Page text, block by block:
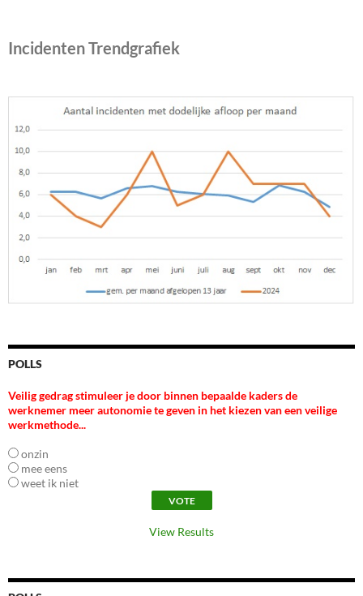
Incidenten Trendgrafiek
POLLS
Veilig gedrag stimuleer je door binnen bepaalde kaders de
werknemer meer autonomie te geven in het kiezen van een veilige
werkmethode...
onzin
mee eens
weet ik niet
View Results